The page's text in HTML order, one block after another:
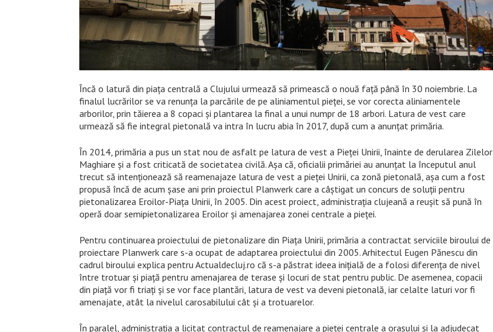
Încă o latură din piața centrală a Clujului urmează să primească o nouă față până în 30 noiembrie. La
finalul lucrărilor se va renunța la parcările de pe aliniamentul pieței, se vor corecta aliniamentele
arborilor, prin tăierea a 8 copaci și plantarea la final a unui numpr de 18 arbori. Latura de vest care
urmează să fie integral pietonală va intra în lucru abia în 2017, după cum a anunțat primăria.
În 2014, primăria a pus un stat nou de asfalt pe latura de vest a Pieței Unirii, înainte de derularea Zilelor
Maghiare și a fost criticată de societatea civilă. Așa că, oficialii primăriei au anunțat la începutul anul
trecut să intenționează să reamenajaze latura de vest a pieței Unirii, ca zonă pietonală, așa cum a fost
propusă încă de acum șase ani prin proiectul Planwerk care a câștigat un concurs de soluții pentru
pietonalizarea Eroilor-Piața Unirii, în 2005. Din acest proiect, administrația clujeană a reușit să pună în
operă doar semipietonalizarea Eroilor și amenajarea zonei centrale a pieței.
Pentru continuarea proiectului de pietonalizare din Piața Unirii, primăria a contractat serviciile biroului de
proiectare Planwerk care s-a ocupat de adaptarea proiectului din 2005. Arhitectul Eugen Pănescu din
cadrul biroului explica pentru Actualdecluj.ro că s-a păstrat ideea inițială de a folosi diferența de nivel
între trotuar și piață pentru amenajarea de terase și locuri de stat pentru public. De asemenea, copacii
din piață vor fi triați și se vor face plantări, latura de vest va deveni pietonală, iar celalte laturi vor fi
amenajate, atât la nivelul carosabilului cât și a trotuarelor.
În paralel, administrația a licitat contractul de reamenajare a pieței centrale a orașului și la adjudecat